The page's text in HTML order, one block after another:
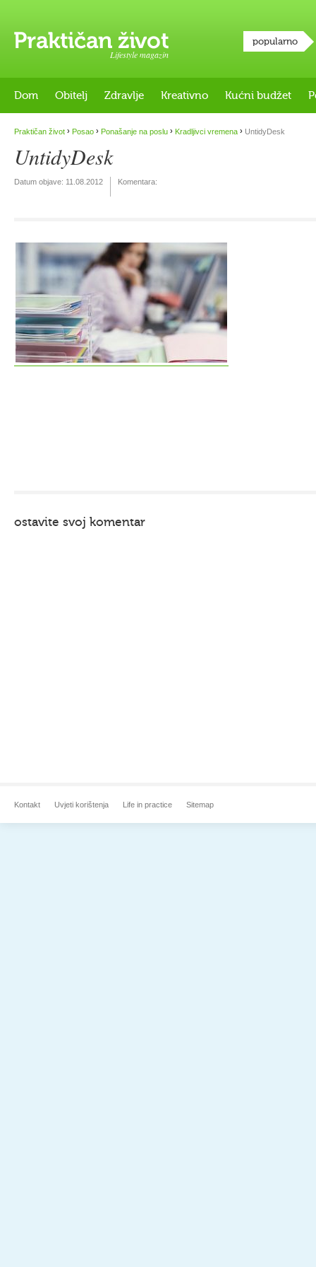
Lifestyle magazin
popularno
Dom Obitelj Zdravlje Kreativno Kućni budžet
Praktičan život › Posao › Ponašanje na poslu › Kradljivci vremena › UntidyDesk
UntidyDesk
Datum objave: 11.08.2012 Komentara:
ostavite svoj komentar
Kontakt Uvjeti korištenja Life in practice Sitemap